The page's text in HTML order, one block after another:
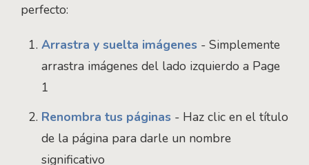
perfecto:
Arrastra y suelta imágenes - Simplemente
arrastra imágenes del lado izquierdo a Page
1
Renombra tus páginas - Haz clic en el título
de la página para darle un nombre
significativo